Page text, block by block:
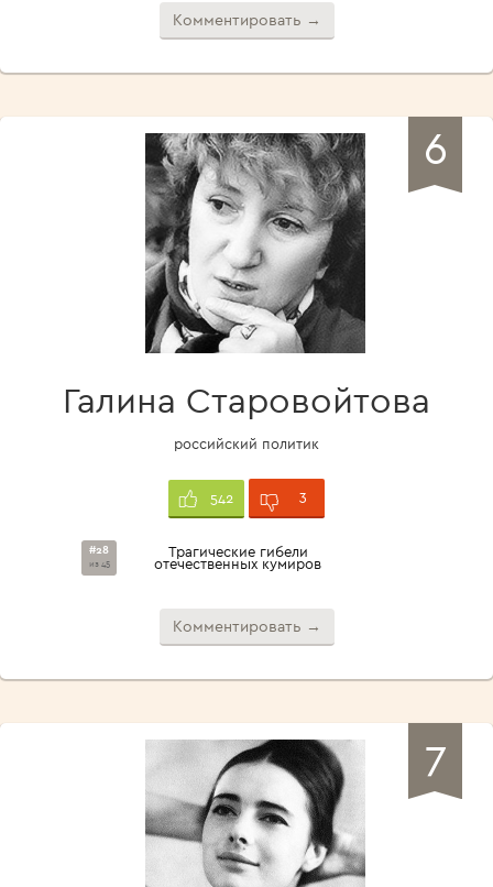
Комментировать →
6
Галина Старовойтова
российский политик
542 3
#28
из 45
Трагические гибели
отечественных кумиров
Комментировать →
7